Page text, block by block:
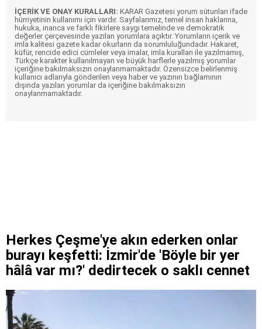
İÇERİK VE ONAY KURALLARI: KARAR Gazetesi yorum sütunları ifade
hürriyetinin kullanımı için vardır. Sayfalarımız, temel insan haklarına,
hukuka, inanca ve farklı fikirlere saygı temelinde ve demokratik
değerler çerçevesinde yazılan yorumlara açıktır. Yorumların içerik ve
imla kalitesi gazete kadar okurların da sorumluluğundadır. Hakaret,
küfür, rencide edici cümleler veya imalar, imla kuralları ile yazılmamış,
Türkçe karakter kullanılmayan ve büyük harflerle yazılmış yorumlar
içeriğine bakılmaksızın onaylanmamaktadır. Özensizce belirlenmiş
kullanıcı adlarıyla gönderilen veya haber ve yazının bağlamının
dışında yazılan yorumlar da içeriğine bakılmaksızın
onaylanmamaktadır.
Herkes Çeşme'ye akın ederken onlar
burayı keşfetti: İzmir'de 'Böyle bir yer
hâlâ var mı?' dedirtecek o saklı cennet